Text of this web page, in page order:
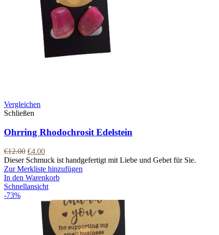
Vergleichen
Schließen
Ohrring Rhodochrosit Edelstein
€12.00 €4.00
Dieser Schmuck ist handgefertigt mit Liebe und Gebet für Sie.
Zur Merkliste hinzufügen
In den Warenkorb
Schnellansicht
-73%